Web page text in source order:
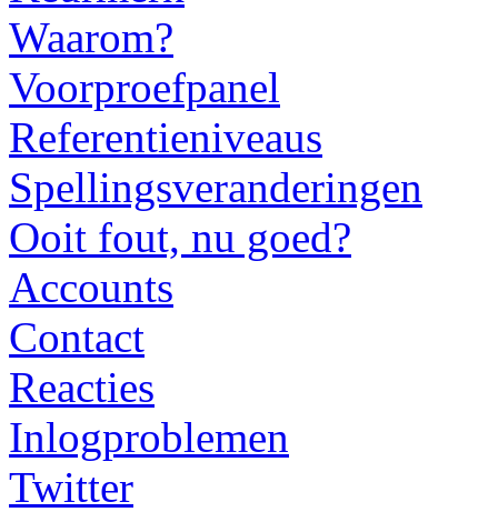
Waarom?
Voorproefpanel
Referentieniveaus
Spellingsveranderingen
Ooit fout, nu goed?
Accounts
Contact
Reacties
Inlogproblemen
Twitter